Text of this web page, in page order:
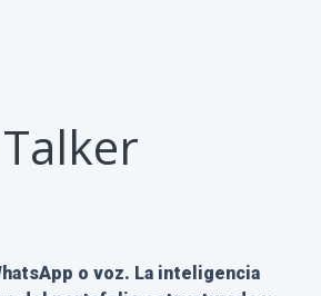
o voz. La inteligencia